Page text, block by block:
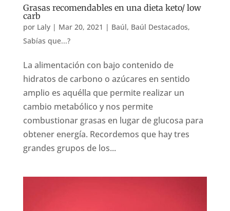
Grasas recomendables en una dieta keto/ low
carb
por Laly| Mar 20, 2021 | Baúl, Baúl Destacados,
Sabías que...?
La alimentación con bajo contenido de
hidratos de carbono o azúcares en sentido
amplio es aquélla que permite realizar un
cambio metabólico y nos permite
combustionar grasas en lugar de glucosa para
obtener energía. Recordemos que hay tres
grandes grupos de los...